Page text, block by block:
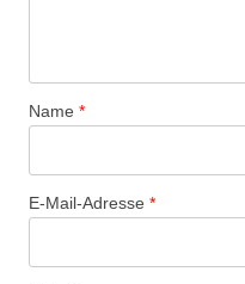
Name *
E-Mail-Adresse *